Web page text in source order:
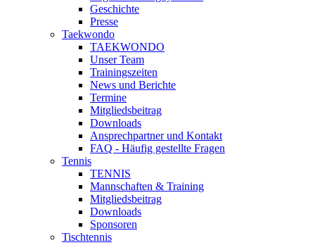
Geschichte
Presse
Taekwondo
TAEKWONDO
Unser Team
Trainingszeiten
News und Berichte
Termine
Mitgliedsbeitrag
Downloads
Ansprechpartner und Kontakt
FAQ - Häufig gestellte Fragen
Tennis
TENNIS
Mannschaften & Training
Mitgliedsbeitrag
Downloads
Sponsoren
Tischtennis